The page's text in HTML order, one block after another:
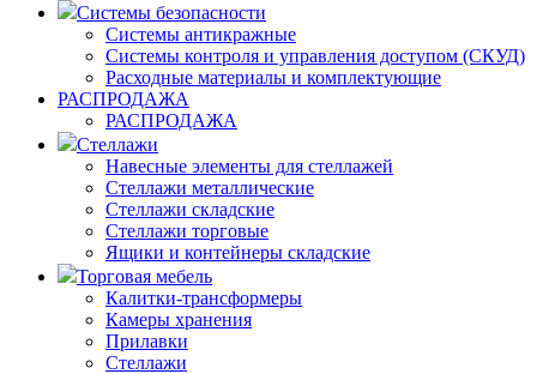
Системы безопасности
Системы антикражные
Системы контроля и управления доступом (СКУД)
Расходные материалы и комплектующие
РАСПРОДАЖА
РАСПРОДАЖА
Стеллажи
Навесные элементы для стеллажей
Стеллажи металлические
Стеллажи складские
Стеллажи торговые
Ящики и контейнеры складские
Торговая мебель
Калитки-трансформеры
Камеры хранения
Прилавки
Стеллажи